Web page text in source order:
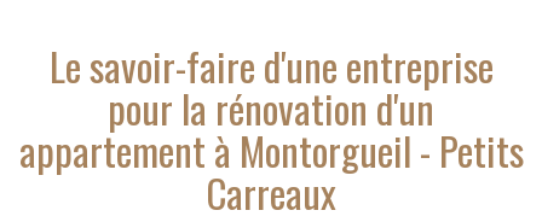
Le savoir-faire d'une entreprise
pour la rénovation d'un
appartementà Montorgueil - Petits
Carreaux